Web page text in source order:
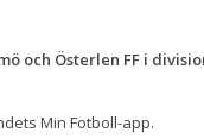
och Österlen FF i
Min Fotboll-app.